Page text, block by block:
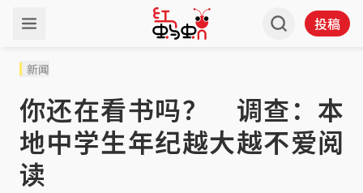
投稿
新闻
你还在看书吗？ 调查：本
地中学生年纪越大越不爱阅
读